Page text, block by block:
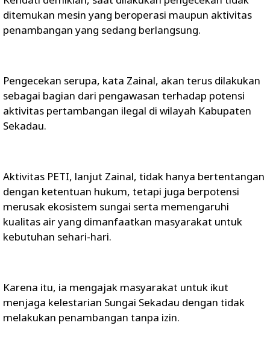
ditemukan mesin yang beroperasi maupun aktivitas
penambangan yang sedang berlangsung.
Pengecekan serupa, kata Zainal, akan terus dilakukan
sebagai bagian dari pengawasan terhadap potensi
aktivitas pertambangan ilegal di wilayah Kabupaten
Sekadau.
Aktivitas PETI, lanjut Zainal, tidak hanya bertentangan
dengan ketentuan hukum, tetapi juga berpotensi
merusak ekosistem sungai serta memengaruhi
kualitas air yang dimanfaatkan masyarakat untuk
kebutuhan sehari-hari.
Karena itu, ia mengajak masyarakat untuk ikut
menjaga kelestarian Sungai Sekadau dengan tidak
melakukan penambangan tanpa izin.